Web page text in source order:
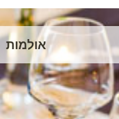
אולמות